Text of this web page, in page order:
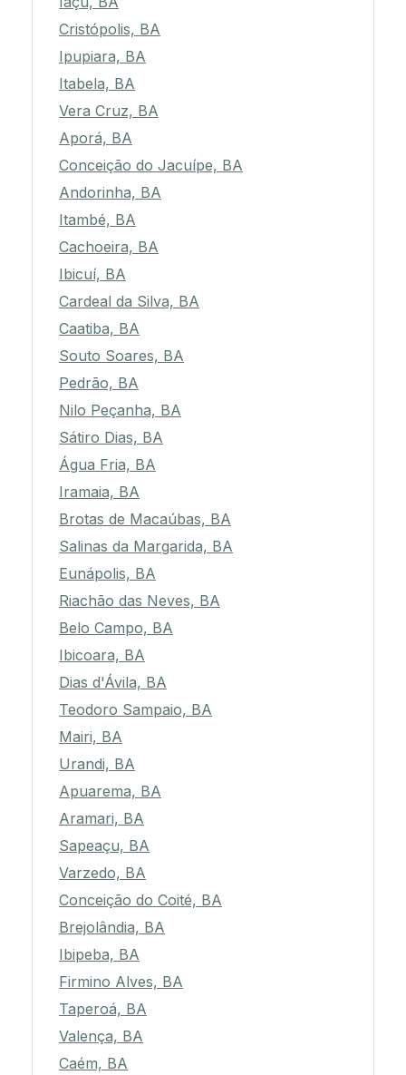
Cristópolis, BA
Ipupiara, BA
Itabela, BA
Vera Cruz, BA
Aporá, BA
Conceição do Jacuípe, BA
Andorinha, BA
Itambé, BA
Cachoeira, BA
Ibicuí, BA
Cardeal da Silva, BA
Caatiba, BA
Souto Soares, BA
Pedrão, BA
Nilo Peçanha, BA
Sátiro Dias, BA
Água Fria, BA
Iramaia, BA
Brotas de Macaúbas, BA
Salinas da Margarida, BA
Eunápolis, BA
Riachão das Neves, BA
Belo Campo, BA
Ibicoara, BA
Dias d'Ávila, BA
Teodoro Sampaio, BA
Mairi, BA
Urandi, BA
Apuarema, BA
Aramari, BA
Sapeaçu, BA
Varzedo, BA
Conceição do Coité, BA
Brejolândia, BA
Ibipeba, BA
Firmino Alves, BA
Taperoá, BA
Valença, BA
Caém, BA